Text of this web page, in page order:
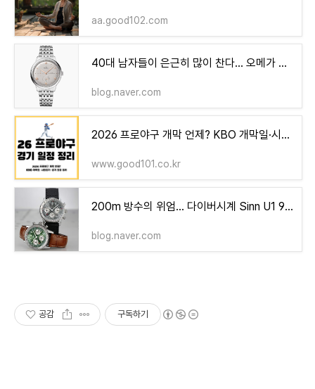
aa.good102.com
40대 남자들이 은근히 많이 찬다… 오메가 드 빌 프레스티지의 매력
blog.naver.com
2026 프로야구 개막 언제? KBO 개막일·시범경기·경기 일정 정리
www.good101.co.kr
200m 방수의 위엄… 다이버시계 Sinn U1 903번가 II G 실물
blog.naver.com
공감 구독하기